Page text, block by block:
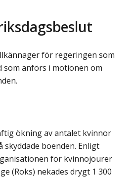
för regeringen som
som anförs i motionen om
ökning av antalet kvinnor
boenden. Enligt
för kvinnojourer
(Roks) nekades drygt 1 300